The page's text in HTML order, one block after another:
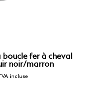
fer à cheval
noir/marron
incluse